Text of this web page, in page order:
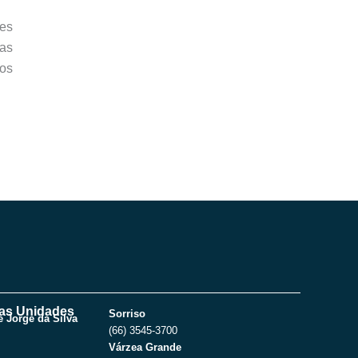
Unidades
Jorge da Silva
Sorriso
(66) 3545-3700
Várzea Grande